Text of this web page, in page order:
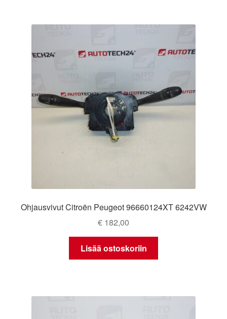
Ohjausvivut Citroën Peugeot 96660124XT 6242VW
€ 182,00
Lisää ostoskoriin